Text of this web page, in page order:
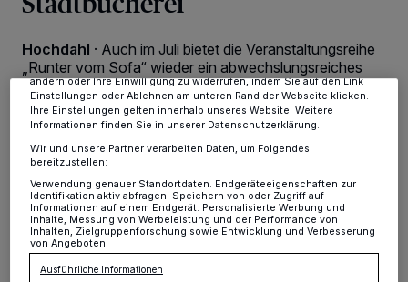
Hochdahl · Auch im Juli bietet die Veranstaltungsreihe
„Runter vom Sofa“ wieder ein abwechslungsreiches
Programm. Alle Interessierten ab 55 Jahren sind
herzlich eingeladen, jeden Donnerstag um 15 Uhr im
Lesecafé der Stadtbücherei im Bürgerhaus Hochdahl
zusammenzukommen.
30.06.2025 , 17:05 Uhr Eine Minute Lesezeit
Tracking-Technologien für die unter „Wir und unsere Partner
Anzeigen möglicherweise nicht mehr so relevant für Sie. Sie können
dieses Menü jederzeit wieder aufrufen, um Ihre Einstellungen zu
ändern oder Ihre Einwilligung zu widerrufen, indem Sie auf den Link
Einstellungen oder Ablehnen am unteren Rand der Webseite klicken.
Ihre Einstellungen gelten innerhalb unseres Website. Weitere
Informationen finden Sie in unserer Datenschutzerklärung.
Wir und unsere Partner verarbeiten Daten, um Folgendes
bereitzustellen:
Verwendung genauer Standortdaten. Endgeräteeigenschaften zur
Identifikation aktiv abfragen. Speichern von oder Zugriff auf
Informationen auf einem Endgerät. Personalisierte Werbung und
Inhalte, Messung von Werbeleistung und der Performance von
Inhalten, Zielgruppenforschung sowie Entwicklung und Verbesserung
von Angeboten.
Ausführliche Informationen